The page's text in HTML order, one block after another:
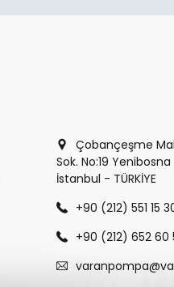
Çobançeşme
Sok. No:19
İstanbul - TÜRKİYE
+90 (212) 551 15
+90 (212) 652 60